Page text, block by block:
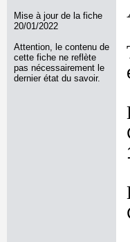
Mise à jour de la fiche
20/01/2022
Attention, le contenu de
cette fiche ne reflète
pas nécessairement le
dernier état du savoir.